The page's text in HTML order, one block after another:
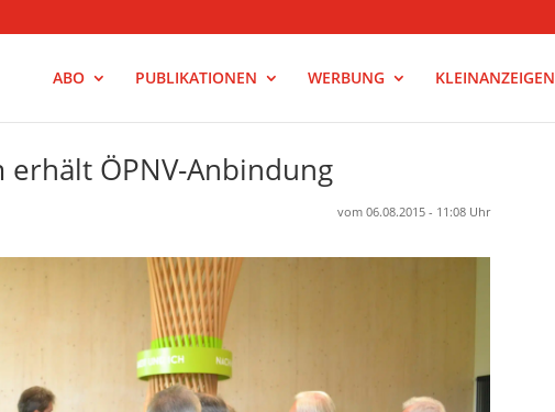
ABO PUBLIKATIONEN WERBUNG KLEINANZEIGEN
ÖPNV-Anbindung
vom 06.08.2015 - 11:08 Uhr